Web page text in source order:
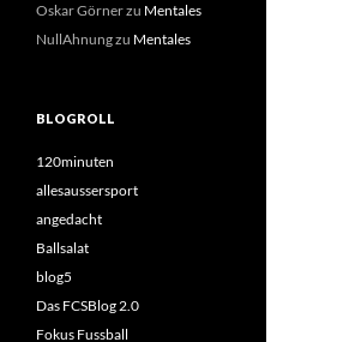
Oskar Görnerzu Mentales
NullAhnungzu Mentales
BLOGROLL
120minuten
allesaussersport
angedacht
Ballsalat
blog5
Das FCSBlog 2.0
Fokus Fussball